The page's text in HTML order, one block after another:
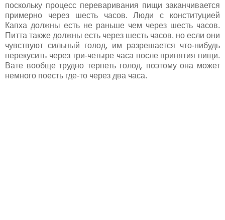
поскольку процесс переваривания пищи заканчивается
примерно через шесть часов. Люди с конституцией
Капха должны есть не раньше чем через шесть часов.
Питта также должны есть через шесть часов, но если они
чувствуют сильный голод, им разрешается что-нибудь
перекусить через три-четыре часа после принятия пищи.
Вате вообще трудно терпеть голод, поэтому она может
немного поесть где-то через два часа.